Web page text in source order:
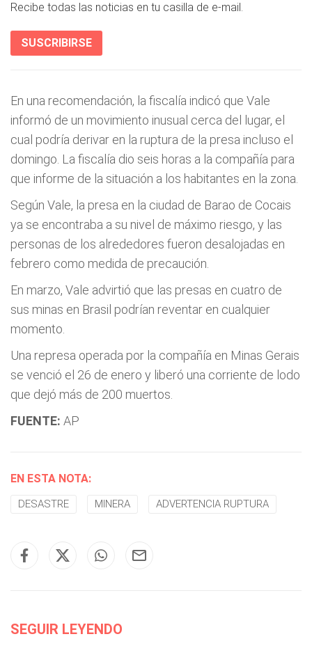
Recibe todas las noticias en tu casilla de e-mail.
SUSCRIBIRSE
En una recomendación, la fiscalía indicó que Vale
informó de un movimiento inusual cerca del lugar, el
cual podría derivar en la ruptura de la presa incluso el
domingo. La fiscalía dio seis horas a la compañía para
que informe de la situación a los habitantes en la zona.
Según Vale, la presa en la ciudad de Barao de Cocais
ya se encontraba a su nivel de máximo riesgo, y las
personas de los alrededores fueron desalojadas en
febrero como medida de precaución.
En marzo, Vale advirtió que las presas en cuatro de
sus minas en Brasil podrían reventar en cualquier
momento.
Una represa operada por la compañía en Minas Gerais
se venció el 26 de enero y liberó una corriente de lodo
que dejó más de 200 muertos.
FUENTE: AP
EN ESTA NOTA:
DESASTRE MINERA ADVERTENCIA RUPTURA
SEGUIR LEYENDO